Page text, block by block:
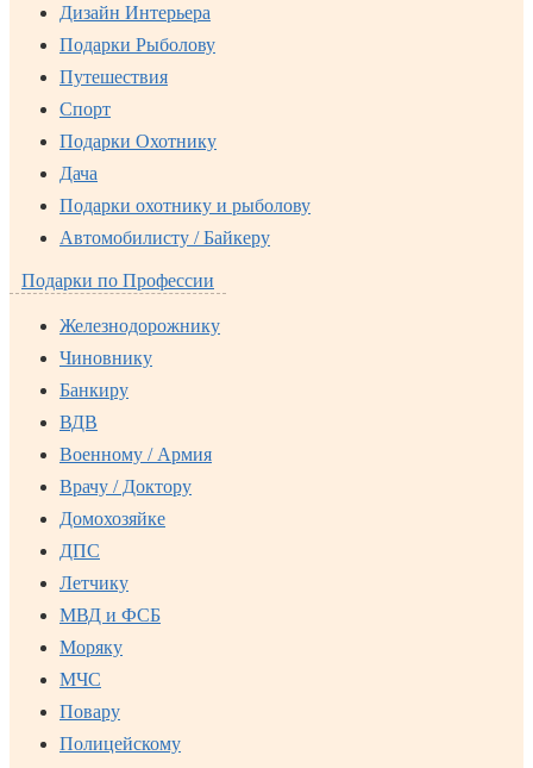
Дизайн Интерьера
Подарки Рыболову
Путешествия
Спорт
Подарки Охотнику
Дача
Подарки охотнику и рыболову
Автомобилисту / Байкеру
Подарки по Профессии
Железнодорожнику
Чиновнику
Банкиру
ВДВ
Военному / Армия
Врачу / Доктору
Домохозяйке
ДПС
Летчику
МВД и ФСБ
Моряку
МЧС
Повару
Полицейскому